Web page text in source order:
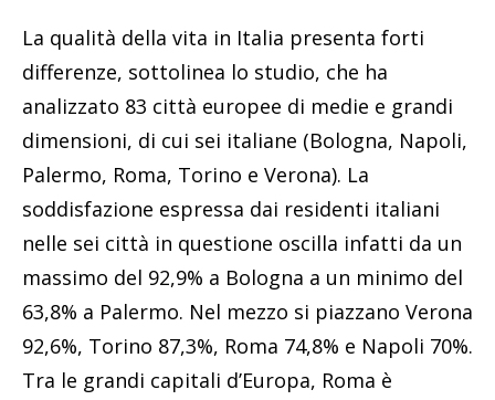
La qualità della vita in Italia presenta forti
differenze, sottolinea lo studio, che ha
analizzato 83 città europee di medie e grandi
dimensioni, di cui sei italiane (Bologna, Napoli,
Palermo, Roma, Torino e Verona). La
soddisfazione espressa dai residenti italiani
nelle sei città in questione oscilla infatti da un
massimo del 92,9% a Bologna a un minimo del
63,8% a Palermo. Nel mezzo si piazzano Verona
92,6%, Torino 87,3%, Roma 74,8% e Napoli 70%.
Tra le grandi capitali d’Europa, Roma è